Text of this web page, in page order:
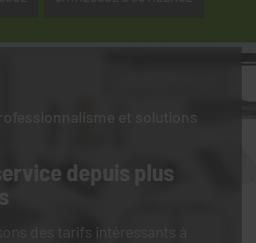
et solutions
depuis plus
des tarifs intéressants à